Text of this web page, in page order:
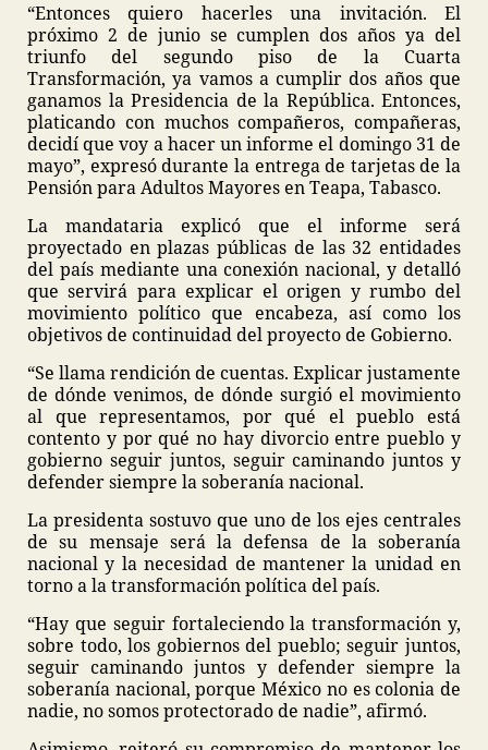
“Entonces quiero hacerles una invitación. El
próximo 2 de junio se cumplen dos años ya del
triunfo del segundo piso de la Cuarta
Transformación, ya vamos a cumplir dos años que
ganamos la Presidencia de la República. Entonces,
platicando con muchos compañeros, compañeras,
decidí que voy a hacer un informe el domingo 31 de
mayo”, expresó durante la entrega de tarjetas de la
Pensión para Adultos Mayores en Teapa, Tabasco.
La mandataria explicó que el informe será
proyectado en plazas públicas de las 32 entidades
del país mediante una conexión nacional, y detalló
que servirá para explicar el origen y rumbo del
movimiento político que encabeza, así como los
objetivos de continuidad del proyecto de Gobierno.
“Se llama rendición de cuentas. Explicar justamente
de dónde venimos, de dónde surgió el movimiento
al que representamos, por qué el pueblo está
contento y por qué no hay divorcio entre pueblo y
gobierno seguir juntos, seguir caminando juntos y
defender siempre la soberanía nacional.
La presidenta sostuvo que uno de los ejes centrales
de su mensaje será la defensa de la soberanía
nacional y la necesidad de mantener la unidad en
torno a la transformación política del país.
“Hay que seguir fortaleciendo la transformación y,
sobre todo, los gobiernos del pueblo; seguir juntos,
seguir caminando juntos y defender siempre la
soberanía nacional, porque México no es colonia de
nadie, no somos protectorado de nadie”, afirmó.